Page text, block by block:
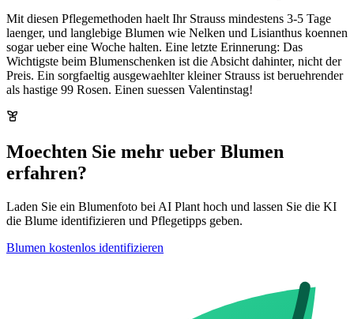
Mit diesen Pflegemethoden haelt Ihr Strauss mindestens 3-5 Tage
laenger, und langlebige Blumen wie Nelken und Lisianthus koennen
sogar ueber eine Woche halten. Eine letzte Erinnerung: Das
Wichtigste beim Blumenschenken ist die Absicht dahinter, nicht der
Preis. Ein sorgfaeltig ausgewaehlter kleiner Strauss ist beruehrender
als hastige 99 Rosen. Einen suessen Valentinstag!
Moechten Sie mehr ueber Blumen
erfahren?
Laden Sie ein Blumenfoto bei AI Plant hoch und lassen Sie die KI
die Blume identifizieren und Pflegetipps geben.
Blumen kostenlos identifizieren